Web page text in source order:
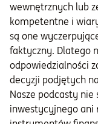
wewnętrznych lub
kompetentne i
są one
faktyczny. Dlatego
odpowiedzialności
decyzji podjętych
Nasze podcasty
inwestycyjnego ani